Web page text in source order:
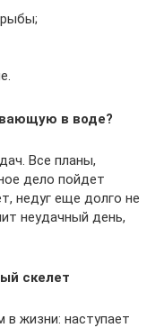
в воде?
Все планы,
дело пойдет
недуг еще долго не
неудачный день,
скелет
жизни: наступает